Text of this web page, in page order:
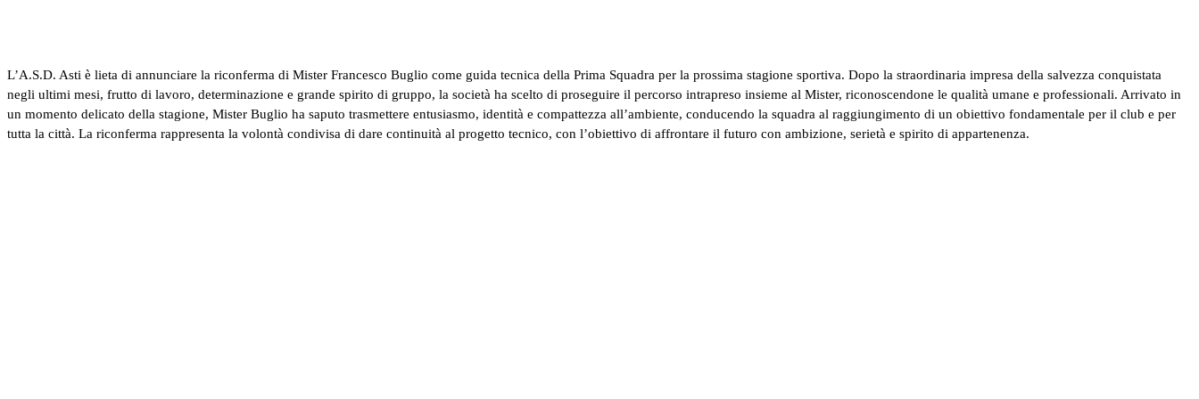
L’A.S.D. Asti è lieta di annunciare la riconferma di Mister Francesco Buglio come guida tecnica della Prima Squadra per la prossima stagione sportiva. Dopo la straordinaria impresa della salvezza conquistata
negli ultimi mesi, frutto di lavoro, determinazione e grande spirito di gruppo, la società ha scelto di proseguire il percorso intrapreso insieme al Mister, riconoscendone le qualità umane e professionali. Arrivato in
un momento delicato della stagione, Mister Buglio ha saputo trasmettere entusiasmo, identità e compattezza all’ambiente, conducendo la squadra al raggiungimento di un obiettivo fondamentale per il club e per
tutta la città. La riconferma rappresenta la volontà condivisa di dare continuità al progetto tecnico, con l’obiettivo di affrontare il futuro con ambizione, serietà e spirito di appartenenza.